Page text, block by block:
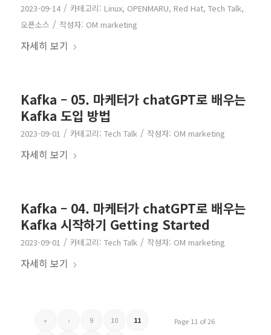
2023-09-14 / 카테고리: Linux, OPENMARU, Red Hat, Tech Talk,
오픈소스 / 작성자: OM marketing
자세히 보기
Kafka – 05. 마케터가 chatGPT로 배우는
Kafka 도입 방법
2023-09-01 / 카테고리: Tech Talk / 작성자: OM marketing
자세히 보기
Kafka – 04. 마케터가 chatGPT로 배우는
Kafka 시작하기 Getting Started
2023-09-01 / 카테고리: Tech Talk / 작성자: OM marketing
자세히 보기
Page 11 of 26
« ‹ 9 10 11